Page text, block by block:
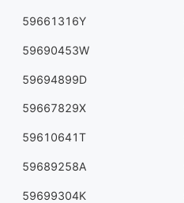
59661316Y
59690453W
59694899D
59667829X
59610641T
59689258A
59699304K